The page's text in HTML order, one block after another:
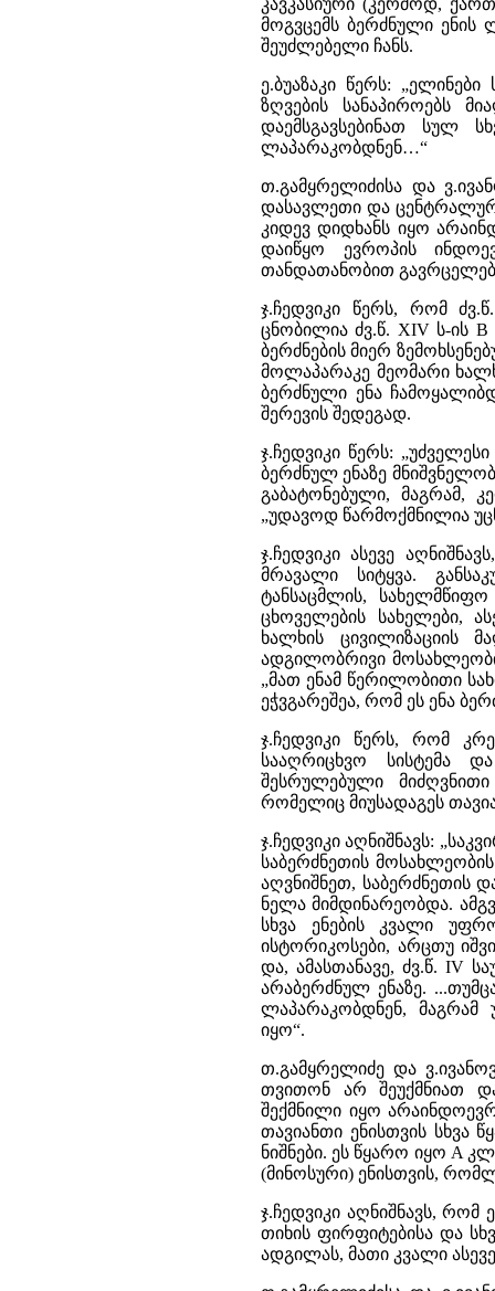
კავკასიური (კერძოდ,
მოგვცემს ბერძნული ენის
შეუძლებელი ჩანს.
ე.ბუაზაკი წერს:
ზღვების სანაპიროებს
დაემსგავსებინათ სულ
ლაპარაკობდნენ…“
თ.გამყრელიძისა და
დასავლეთი და
კიდევ დიდხანს იყო
დაიწყო ევროპის
თანდათანობით
ჯ.ჩედვიკი წერს, რომ
ცნობილია ძვ.წ. XIV ს-ის B
ბერძნების მიერ
მოლაპარაკე მეომარი
ბერძნული ენა
შერევის შედეგად.
ჯ.ჩედვიკი წერს:
ბერძნულ ენაზე
გაბატონებული, მაგრამ,
„უდავოდ წარმოქმნილია
ჯ.ჩედვიკი ასევე
მრავალი სიტყვა.
ტანსაცმლის,
ცხოველების სახელები,
ხალხის ცივილიზაციის
ადგილობრივი
„მათ ენამ წერილობითი
ეჭვგარეშეა, რომ ეს ენა
ჯ.ჩედვიკი წერს, რომ
სააღრიცხვო სისტემა
შესრულებული მიძღვნითი
რომელიც მიუსადაგეს
ჯ.ჩედვიკი აღნიშნავს:
საბერძნეთის
აღვნიშნეთ, საბერძნეთის
ნელა მიმდინარეობდა.
სხვა ენების კვალი
ისტორიკოსები, არცთუ
და, ამასთანავე, ძვ.წ. IV
არაბერძნულ ენაზე.
ლაპარაკობდნენ, მაგრამ
იყო“.
თ.გამყრელიძე და
თვითონ არ შეუქმნიათ
შექმნილი იყო
თავიანთი ენისთვის სხვა
ნიშნები. ეს წყარო იყო A
(მინოსური) ენისთვის,
ჯ.ჩედვიკი აღნიშნავს,
თიხის ფირფიტებისა და
ადგილას, მათი კვალი